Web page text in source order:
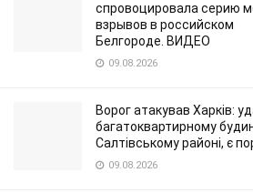
спровоцировала серию
взрывов в российском
Белгороде. ВИДЕО
09.08.2026
Ворог атакував Харків:
багатоквартирному
Салтівському районі, є
09.08.2026